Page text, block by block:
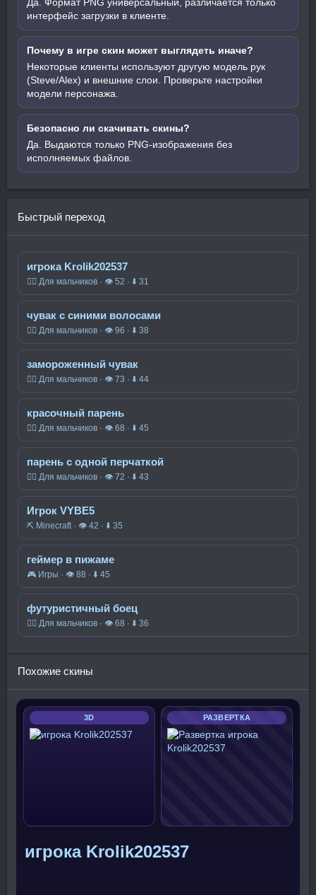
интерфейс загрузки в клиенте.
Почему в игре скин может выглядеть иначе?
Некоторые клиенты используют другую модель рук
(Steve/Alex) и внешние слои. Проверьте настройки
модели персонажа.
Безопасно ли скачивать скины?
Да. Выдаются только PNG-изображения без
исполняемых файлов.
Быстрый переход
игрока Krolik202537
🧍‍♂️ Для мальчиков · 👁 52 · ⬇ 31
чувак с синими волосами
🧍‍♂️ Для мальчиков · 👁 96 · ⬇ 38
замороженный чувак
🧍‍♂️ Для мальчиков · 👁 73 · ⬇ 44
красочный парень
🧍‍♂️ Для мальчиков · 👁 68 · ⬇ 45
парень с одной перчаткой
🧍‍♂️ Для мальчиков · 👁 72 · ⬇ 43
Игрок VYBE5
⛏️ Minecraft · 👁 42 · ⬇ 35
геймер в пижаме
🎮 Игры · 👁 88 · ⬇ 45
футуристичный боец
🧍‍♂️ Для мальчиков · 👁 68 · ⬇ 36
Похожие скины
3D РАЗВЕРТКА
игрока Krolik202537